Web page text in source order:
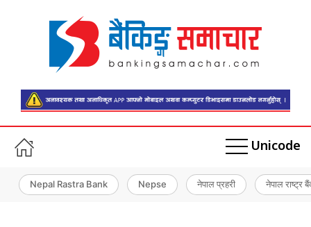
Unicode
Nepal Rastra Bank Nepse नेपाल प्रहरी नेपाल राष्ट्र